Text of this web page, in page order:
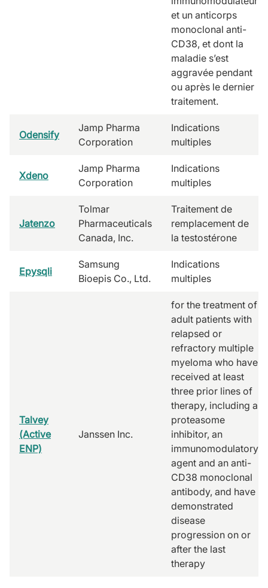
et un anticorps
monoclonal anti-
CD38, et dont la
maladie s’est
aggravée pendant
ou après le dernier
traitement.
Odensify
Jamp Pharma
Corporation
Indications
multiples
Xdeno
Jamp Pharma
Corporation
Indications
multiples
Jatenzo
Tolmar
Pharmaceuticals
Canada, Inc.
Traitement de
remplacement de
la testostérone
Epysqli
Samsung
Bioepis Co., Ltd.
Indications
multiples
Talvey
(Active
ENP)
Janssen Inc.
for the treatment of
adult patients with
relapsed or
refractory multiple
myeloma who have
received at least
three prior lines of
therapy, including a
proteasome
inhibitor, an
immunomodulatory
agent and an anti-
CD38 monoclonal
antibody, and have
demonstrated
disease
progression on or
after the last
therapy